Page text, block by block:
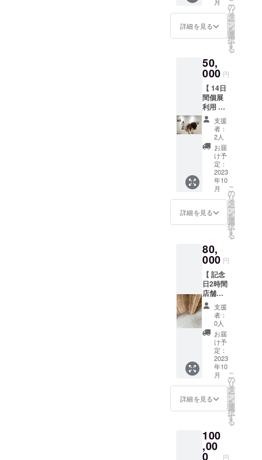
す。 ※
封前に
は必ず
ターン
に貼付
された
ラベル
や注意
書きを
ご確認
くださ
い。
りの
クッ
キーと
と願い
をこめ
て。 思
いのま
まにお
楽しみ
くださ
い。 [
内容 ]
・プ
レーン
・有機
カカオ
ニブ ・
プレー
ノー
ボール
ノー
ボール
・白ご
ま ・緑
茶黒糖
クッ
キー ※
各ひと
袋ず
つ、計
20枚入
真は一
例で、
実際の
は異な
る場合
ことを
ご了承
くださ
ル」を
予定し
てお
あるく
する作
業のた
め、お
となか
らお子
さまま
で、み
なさん
楽しん
でいた
だける
と思い
ます。 [
内容 ]
・ス
ノー
（１組
３名ま
で参加
可能 / 参
加人数
に関わ
らず出
来上が
りは
10〜12
個 / ※原
材料の
一部に
にアー
モンド
・ドリ
ンク1杯
ドド
リップ
コー
会。 わ
たしが
ベース
となる
丸形や
を書
き、そ
こに
ピック
やス
プーン
をつ
かって
好きな
絵を書
いてい
ただき
ます。
書き方
は伝授
させて
いただ
からお
子さま
まで、
みなさ
ん楽し
んでい
ただけ
ると思
いま
す。 [
内容 ]
・ラテ
アート
体験
（１組
３名ま
で参加
らず１
組 ３杯
まで）
詳細を見る
の
リ
タ
ー
ン
を
選
択
す
る
50,
000 円
【 14日
間個展
利用 】
店舗の
壁面を
14日間
個展ス
ペース
として
ご利用
いただ
けま
す。 ※
ご自身
で搬
入、設
る方に
限らせ
ていた
だきま
す。 ○
日程：
展示開
始日お
よび設
営日は
メール
でのご
相談と
なりま
す（設
営日は
営業時
す） ○
体験場
所：東
支援
者：
2人
お届
け予
定：
2023
年10
月
詳細を見る
こ
の
リ
タ
ー
ン
を
選
択
す
る
80,
000 円
【 記念
日2時間
店舗貸
し切り
】 わた
したち
のこだ
わりが
たくさ
んつ
まった
おみせ
を2時間
限定で
貸切で
きるプ
※1組に
つき、4
名まで
支援
者：
0人
お届
け予
定：
2023
年10
月
詳細を見る
こ
の
リ
タ
ー
ン
を
選
択
す
る
100
,00
0 円